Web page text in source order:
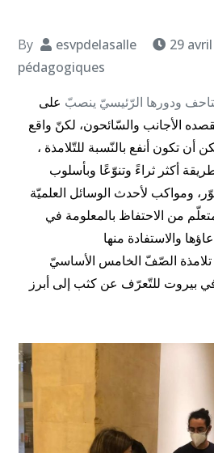
By esvpdelasalle 29
pédagogiques
ودورها الرّئيسيّ ينصبّ على
الأجانب والسّائحون، لكنّ واقع
أن تكون أنفع بالنّسبة للتّلامذة ،
أكثر ثراءً وتنوّعًا وبأسلوب
لأحدث الوسائل العلميّة
من الاحتفاظ بالمعلومة في
الصّفّ الخامس الأساسيّ
بيروت للتّعرّف عن كثب إلى أبرز